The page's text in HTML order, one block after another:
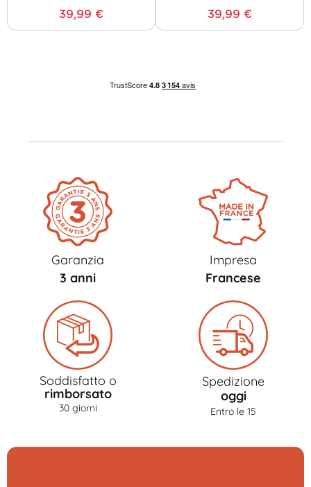
39,99 € 39,99 €
Garanzia
3 anni
Impresa
Francese
Soddisfatto o
rimborsato
30 giorni
Spedizione
oggi
Entro le 15